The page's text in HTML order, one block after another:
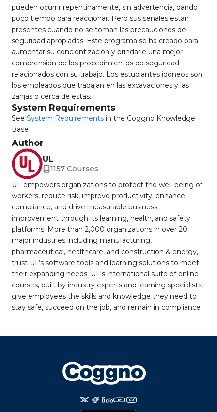
pueden ocurrir repentinamente, sin advertencia, dando
poco tiempo para reaccionar. Pero sus señales están
presentes cuando no se toman las precauciones de
seguridad apropiadas. Este programa se ha creado para
aumentar su concientización y brindarle una mejor
comprensión de los procedimientos de seguridad
relacionados con su trabajo. Los estudiantes idóneos son
los empleados que trabajan en las excavaciones y las
zanjas o cerca de estas.
System Requirements
See System Requirements in the Coggno Knowledge
Base
Author
UL
1157 Courses
UL empowers organizations to protect the well-being of
workers, reduce risk, improve productivity, enhance
compliance, and drive measurable business
improvement through its learning, health, and safety
platforms. More than 2,000 organizations in over 20
major industries including manufacturing,
pharmaceutical, healthcare, and construction & energy,
trust UL’s software tools and learning solutions to meet
their expanding needs. UL's international suite of online
courses, built by industry experts and learning specialists,
give employees the skills and knowledge they need to
stay safe, succeed on the job, and remain in compliance.